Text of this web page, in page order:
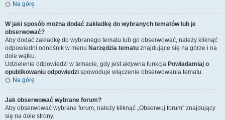
Na górę
W jaki sposób można dodać zakładkę do wybranych tematów lub je
obserwować?
Aby dodać zakładkę do wybranego tematu lub go obserwować, należy kliknąć
odpowiedni odnośnik w menu Narzędzia tematu znajdujące się na górze i na
dole wątku.
Udzielenie odpowiedzi w temacie, gdy jest aktywna funkcja Powiadamiaj o
opublikowaniu odpowiedzi spowoduje włączenie obserwowania tematu.
Na górę
Jak obserwować wybrane forum?
Aby obserwować wybrane forum, należy kliknąć „Obserwuj forum” znajdujący
się na dole strony.